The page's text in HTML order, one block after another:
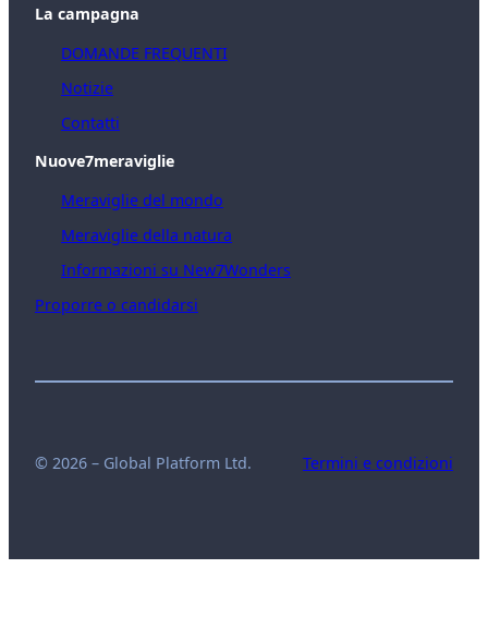
La campagna
DOMANDE FREQUENTI
Notizie
Contatti
Nuove7meraviglie
Meraviglie del mondo
Meraviglie della natura
Informazioni su New7Wonders
Proporre o candidarsi
© 2026 – Global Platform Ltd. Termini e condizioni